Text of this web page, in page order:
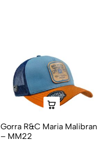
Gorra R&C Maria Malibran
– MM22